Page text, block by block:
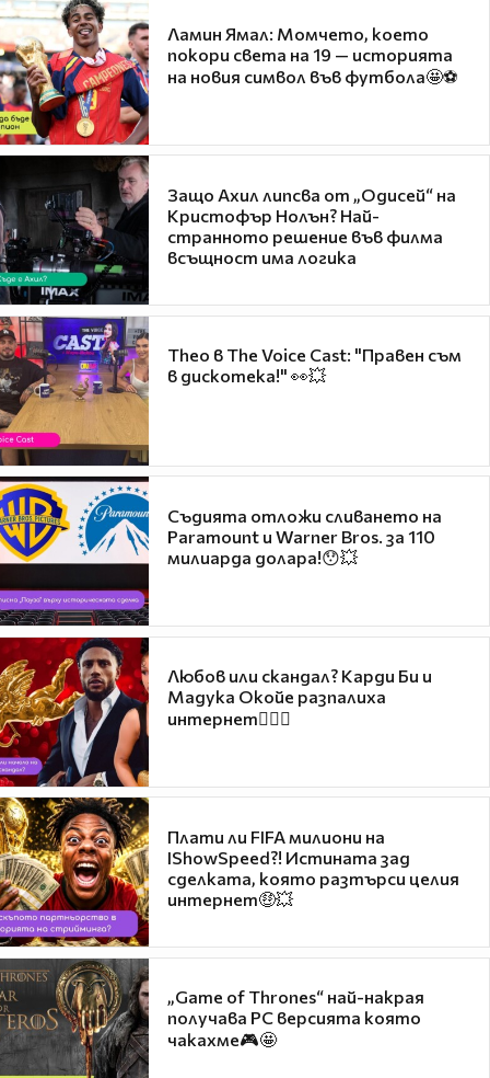
Ламин Ямал: Момчето, което
покори света на 19 — историята
на новия символ във футбола🤩⚽
Защо Ахил липсва от „Одисей“ на
Кристофър Нолън? Най-
странното решение във филма
всъщност има логика
Theo в The Voice Cast: "Правен съм
в дискотека!" 👀💥
Съдията отложи сливането на
Paramount и Warner Bros. за 110
милиарда долара!😯💥
Любов или скандал? Карди Би и
Мадука Окойе разпалиха
интернет❤️‍🔥🔥
Плати ли FIFA милиони на
IShowSpeed?! Истината зад
сделката, която разтърси целия
интернет🤑💥
„Game of Thrones“ най-накрая
получава PC версията която
чакахме🎮🤩